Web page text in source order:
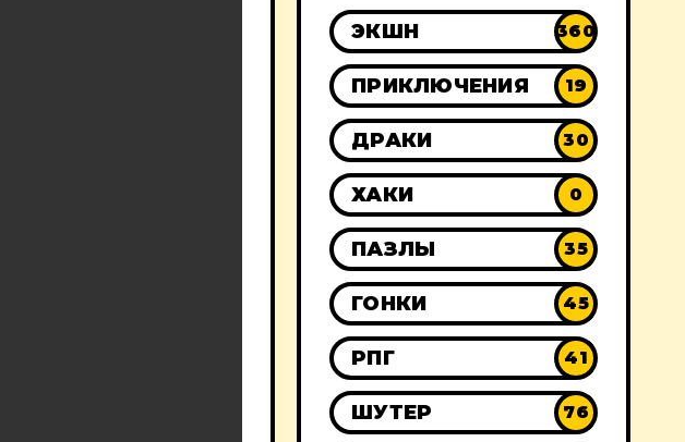
ЭКШН 360
ПРИКЛЮЧЕНИЯ 19
ДРАКИ 30
ХАКИ 0
ПАЗЛЫ 35
ГОНКИ 45
РПГ 41
ШУТЕР 76